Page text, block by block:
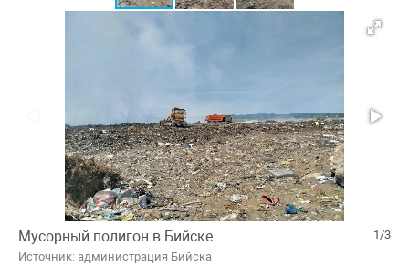
1/3
Мусорный полигон в Бийске
Источник: администрация Бийска